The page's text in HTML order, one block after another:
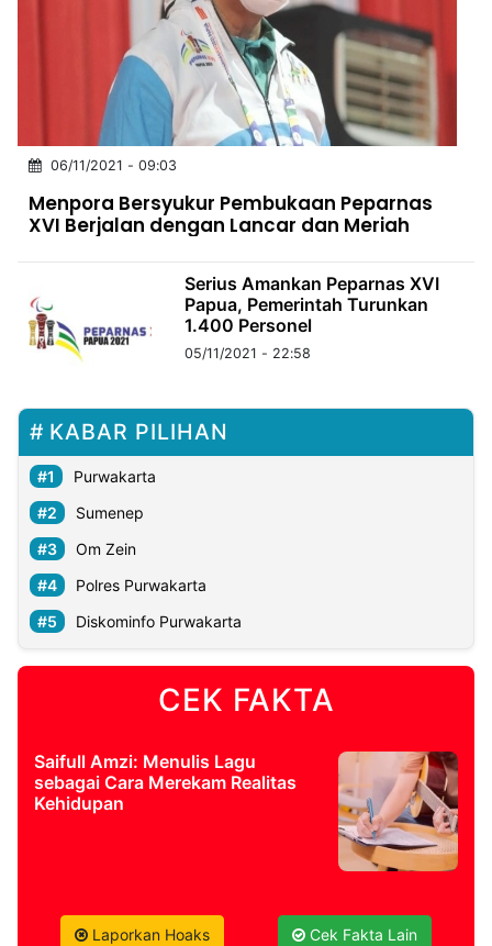
Insight
NTB
Suara
Time
Lens
IDN
Daily
Jogja
Jalan
Rakyat
Idealita
News
Kita
Notice
Dinamikapost.com
Radar
Baru
Seedbacklink
Follow
Kabarbaru.co
2026
PT.
Kabarbaru
Media
06/11/2021 - 09:03
Menpora Bersyukur Pembukaan Peparnas
XVI Berjalan dengan Lancar dan Meriah
Serius Amankan Peparnas XVI
Papua, Pemerintah Turunkan
1.400 Personel
05/11/2021 - 22:58
KABAR PILIHAN
Purwakarta
Sumenep
Om Zein
Polres Purwakarta
Diskominfo Purwakarta
CEK FAKTA
Saifull Amzi: Menulis Lagu
sebagai Cara Merekam Realitas
Kehidupan
Laporkan Hoaks Cek Fakta Lain